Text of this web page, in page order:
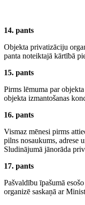
14. pants
Objekta privatizāciju
panta noteiktajā kārtībā
15. pants
Pirms lēmuma par
objekta izmantošanas
16. pants
Vismaz mēnesi pirms
pilns nosaukums, adrese
Sludinājumā jānorāda
17. pants
Pašvaldību īpašumā
organizē saskaņā ar